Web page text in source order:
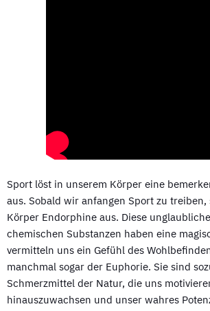
Sport löst in unserem Körper eine
aus. Sobald wir anfangen Sport zu
Körper Endorphine aus. Diese
chemischen Substanzen haben eine
vermitteln uns ein Gefühl des
manchmal sogar der Euphorie. Sie sind
Schmerzmittel der Natur, die uns
hinauszuwachsen und unser wahres